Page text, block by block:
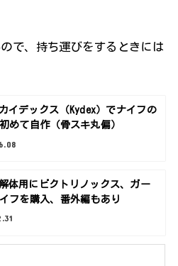
で、持ち運びをするときには
カイデックス（Kydex）でナイフの
めて自作（骨スキ丸偏）
解体用にビクトリノックス、ガー
フを購入、番外編もあり